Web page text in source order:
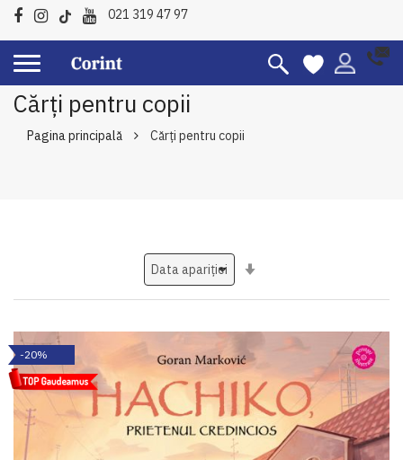
021 319 47 97
Cărți pentru copii
Pagina principală Cărți pentru copii
-20%